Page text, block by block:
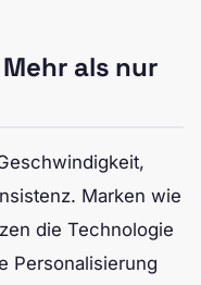
als nur
Marken wie
die Technologie
Personalisierung